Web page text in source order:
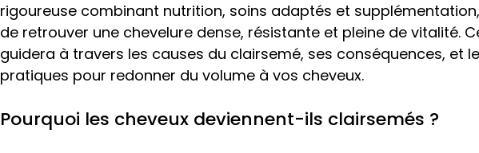
rigoureuse combinant nutrition, soins adaptés et
de retrouver une chevelure dense, résistante et pleine de vitalité.
guidera à travers les causes du clairsemé, ses conséquences, et
pratiques pour redonner du volume à vos cheveux.
Pourquoi les cheveux deviennent-ils clairsemés ?